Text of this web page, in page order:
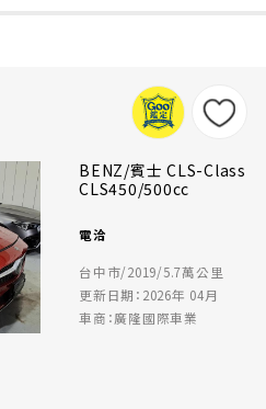
BENZ/賓士 CLS-Class
CLS450/500cc
電洽
台中市/2019/5.7萬公里
更新日期：2026年 04月
車商：廣隆國際車業